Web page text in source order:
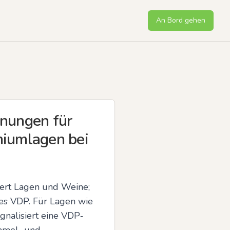
An Bord gehen
für
bei
Lagen und Weine;
VDP. Für Lagen wie
eine VDP‑